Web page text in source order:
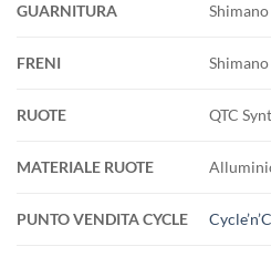
GUARNITURA
FRENI
RUOTE QTC
MATERIALE RUOTE
PUNTO VENDITA CYCLE